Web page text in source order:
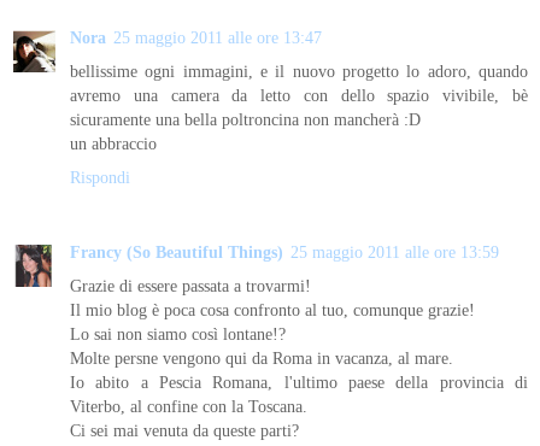
Nora 25 maggio 2011 alle ore 13:47
bellissime ogni immagini, e il nuovo progetto lo adoro, quando
avremo una camera da letto con dello spazio vivibile, bè
sicuramente una bella poltroncina non mancherà :D
un abbraccio
Rispondi
Francy (So Beautiful Things) 25 maggio 2011 alle ore 13:59
Grazie di essere passata a trovarmi!
Il mio blog è poca cosa confronto al tuo, comunque grazie!
Lo sai non siamo così lontane!?
Molte persne vengono qui da Roma in vacanza, al mare.
Io abito a Pescia Romana, l'ultimo paese della provincia di
Viterbo, al confine con la Toscana.
Ci sei mai venuta da queste parti?